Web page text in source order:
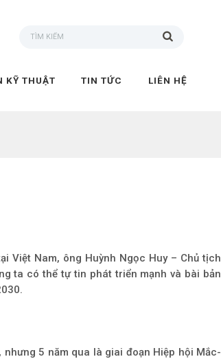
KỸ THUẬT TIN TỨC LIÊN HỆ
Việt Nam, ông Huỳnh Ngọc Huy – Chủ tịch
ta có thể tự tin phát triển mạnh và bài bản
5 năm qua là giai đoạn Hiệp hội Mắc-